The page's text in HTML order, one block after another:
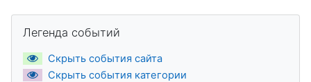
Легенда событий
Скрыть события сайта
Скрыть события категории